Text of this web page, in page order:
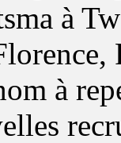
à
à